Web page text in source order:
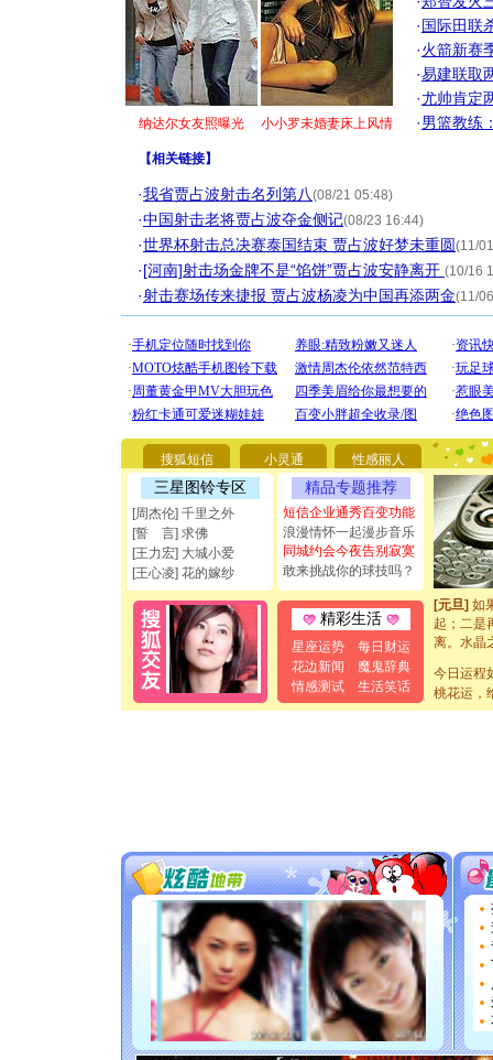
纳达尔女友照曝光 小小罗未婚妻床上风情
·国际田联
·火箭新赛
·易建联取
·尤帅肯定
·男篮教练
【相关链接】
·我省贾占波射击名列第八(08/21 05:48)
·中国射击老将贾占波夺金侧记(08/23 16:44)
·世界杯射击总决赛泰国结束 贾占波好梦未重圆(11/
·[河南]射击场金牌不是“馅饼”贾占波安静离开 (10/16
·射击赛场传来捷报 贾占波杨凌为中国再添两金(11/
搜狐短信 小灵通 性感丽人
三星图铃专区
[周杰伦] 千里之外
[誓 言] 求佛
[王力宏] 大城小爱
[王心凌] 花的嫁纱
精品专题推荐
短信企业通秀百变功能
浪漫情怀一起漫步音乐
同城约会今夜告别寂寞
敢来挑战你的球技吗？
精彩生活
星座运势
每日财运
花边新闻
魔鬼辞典
情感测试
生活笑话
[圣诞节]
你太多
[圣诞节]
能正大光
都要快乐
[圣诞节]
如意,快
[元旦]看
断电。爱
你是我专
[元旦] 如
起；二是
离。水晶
[元旦] 当
泣，这痛
卖了。水
[春节]风
要平安！
[圣诞节]
能正大光
都要快乐
[圣诞节]
如意,快
[元旦]
看
断电。
你是我
[元旦]
如
起；二
今日运程
桃花运，